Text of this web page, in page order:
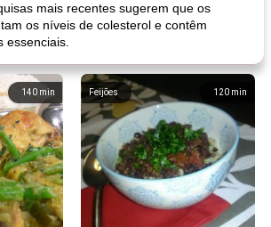
mais recentes sugerem que os
os níveis de colesterol e contêm
essenciais.
140 min 120 min
Feijões